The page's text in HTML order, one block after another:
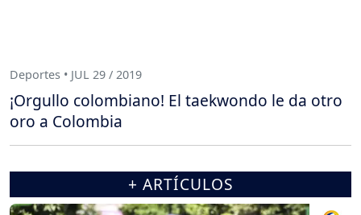
Deportes • JUL 29 / 2019
¡Orgullo colombiano! El taekwondo le da otro
oro a Colombia
+ ARTÍCULOS